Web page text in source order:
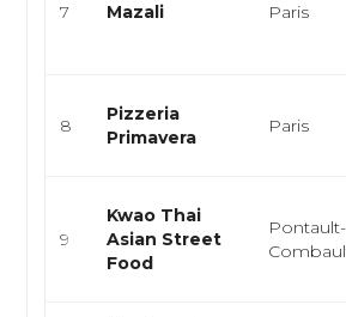
7 Mazali Paris
8
Pizzeria
Primavera
Paris
9
Kwao Thai
Asian Street
Food
Pontault-